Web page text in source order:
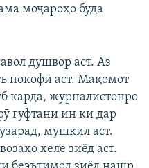
моҷароҳо буда
душвор аст. Аз
нокофӣ аст. Мақомот
карда, журналистонро
гуфтани ин ки дар
мушкил аст.
хеле зиёд аст.